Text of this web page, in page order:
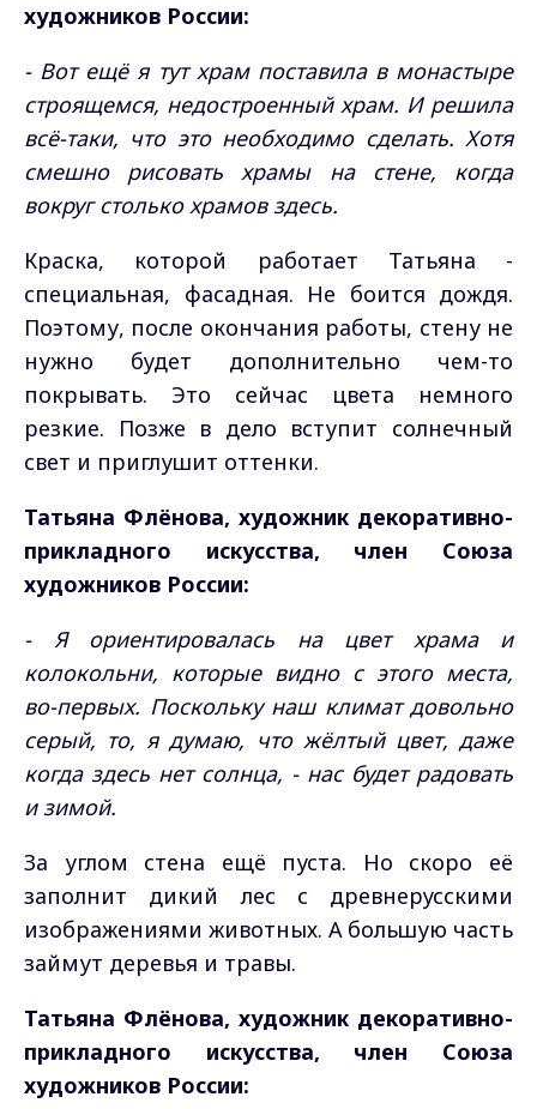
художников России:
- Вот ещё я тут храм поставила в монастыре
строящемся, недостроенный храм. И решила
всё-таки, что это необходимо сделать. Хотя
смешно рисовать храмы на стене, когда
вокруг столько храмов здесь.
Краска, которой работает Татьяна -
специальная, фасадная. Не боится дождя.
Поэтому, после окончания работы, стену не
нужно будет дополнительно чем-то
покрывать. Это сейчас цвета немного
резкие. Позже в дело вступит солнечный
свет и приглушит оттенки.
Татьяна Флёнова, художник декоративно-
прикладного искусства, член Союза
художников России:
- Я ориентировалась на цвет храма и
колокольни, которые видно с этого места,
во-первых. Поскольку наш климат довольно
серый, то, я думаю, что жёлтый цвет, даже
когда здесь нет солнца, - нас будет радовать
и зимой.
За углом стена ещё пуста. Но скоро её
заполнит дикий лес с древнерусскими
изображениями животных. А большую часть
займут деревья и травы.
Татьяна Флёнова, художник декоративно-
прикладного искусства, член Союза
художников России: